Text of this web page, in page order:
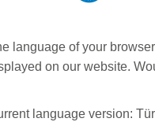
language of your
on our website.
language version: